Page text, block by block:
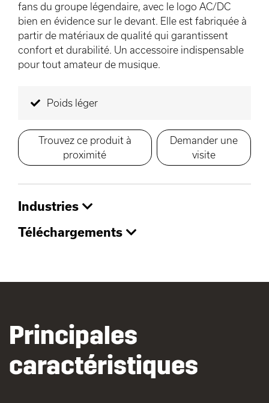
fans du groupe légendaire, avec le logo AC/DC
bien en évidence sur le devant. Elle est fabriquée à
partir de matériaux de qualité qui garantissent
confort et durabilité. Un accessoire indispensable
pour tout amateur de musique.
Poids léger
Trouvez ce produit à
proximité
Demander une
visite
Industries
Téléchargements
Principales
caractéristiques